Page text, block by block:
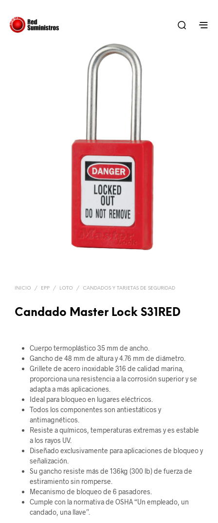
INICIO / EPP / LOTO / CANDADOS Y TARJETAS DE SEGURIDAD
Candado Master Lock S31RED
Cuerpo termoplástico 35 mm de ancho.
Gancho de 48 mm de altura y 4.76 mm de diámetro.
Grillete de acero inoxidable 316 de calidad marina,
proporciona una resistencia a la corrosión superior y se
adapta a más aplicaciones.
Ideal para bloqueo en lugares eléctricos.
Todos los componentes son antiestáticos y
antimagnéticos.
Resiste a químicos, temperaturas extremas y es estable
a los rayos UV.
Diseñado exclusivamente para aplicaciones de bloqueo y
señalización.
Su gancho resiste más de 136kg (300 lb) de fuerza de
estiramiento sin romperse.
Mecanismo de bloqueo de 6 pasadores.
Cumple con la normativa de OSHA “Un empleado, un
candado, una llave”.